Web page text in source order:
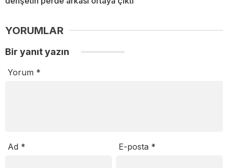
YORUMLAR
Bir yanıt yazın
Yorum *
Ad * E-posta *